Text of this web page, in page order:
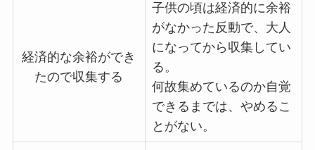
経済的な余裕ができ
たので収集する
子供の頃は経済的に余裕
がなかった反動で、大人
になってから収集してい
る。
何故集めているのか自覚
できるまでは、やめるこ
とがない。